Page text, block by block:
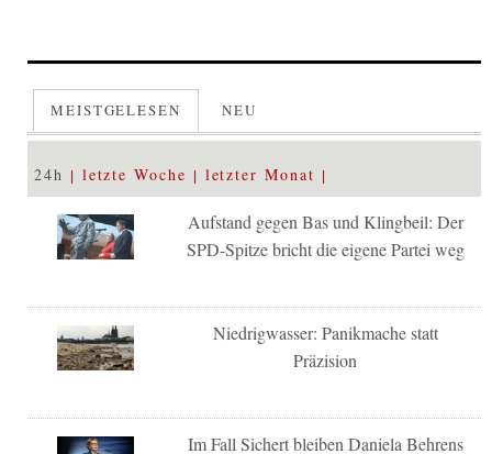
MEISTGELESEN NEU
24h letzte Woche letzter Monat
Aufstand gegen Bas und Klingbeil: Der
SPD-Spitze bricht die eigene Partei weg
Niedrigwasser: Panikmache statt
Präzision
Im Fall Sichert bleiben Daniela Behrens